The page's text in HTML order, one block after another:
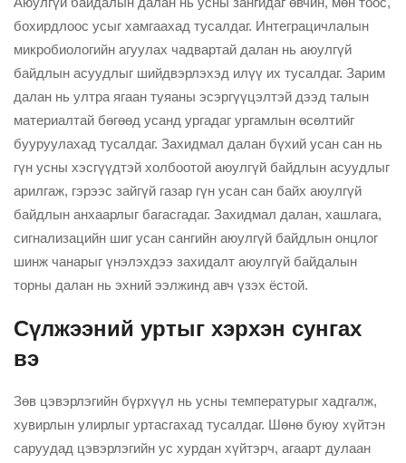
бохирдлоос усыг хамгаахад тусалдаг. Интеграцичлалын
микробиологийн агуулах чадвартай далан нь аюулгүй
байдлын асуудлыг шийдвэрлэхэд илүү их тусалдаг. Зарим
далан нь ултра ягаан туяаны эсэргүүцэлтэй дээд талын
материалтай бөгөөд усанд ургадаг ургамлын өсөлтийг
бууруулахад тусалдаг. Захидмал далан бүхий усан сан нь
гүн усны хэсгүүдтэй холбоотой аюулгүй байдлын асуудлыг
арилгаж, гэрээс зайгүй газар гүн усан сан байх аюулгүй
байдлын анхаарлыг багасгадаг. Захидмал далан, хашлага,
сигнализацийн шиг усан сангийн аюулгүй байдлын онцлог
шинж чанарыг үнэлэхдээ захидалт аюулгүй байдалын
торны далан нь эхний ээлжинд авч үзэх ёстой.
Сүлжээний уртыг хэрхэн сунгах
вэ
Зөв цэвэрлэгийн бүрхүүл нь усны температурыг хадгалж,
хувирлын улирлыг уртасгахад тусалдаг. Шөнө буюу хүйтэн
саруудад цэвэрлэгийн ус хурдан хүйтэрч, агаарт дулаан